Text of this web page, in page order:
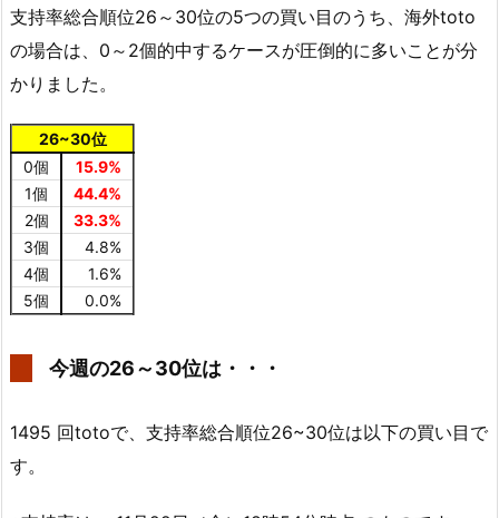
支持率総合順位26～30位の5つの買い目のうち、海外toto
の場合は、0～2個的中するケースが圧倒的に多いことが分
かりました。
26~30位
0個
15.9%
1個
44.4%
2個
33.3%
3個
4.8%
4個
1.6%
5個
0.0%
今週の26～30位は・・・
1495 回totoで、支持率総合順位26~30位は以下の買い目で
す。